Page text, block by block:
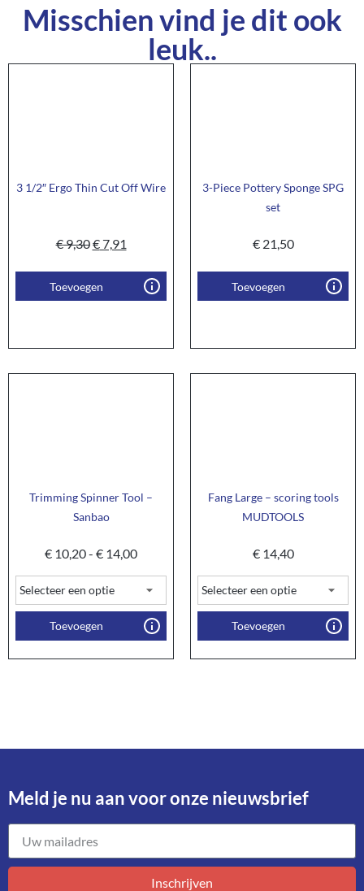
Misschien vind je dit ook
leuk..
3 1/2″ Ergo Thin Cut Off Wire
€9,30€7,91
Toevoegen
3-Piece Pottery Sponge SPG
set
€21,50
Toevoegen
Trimming Spinner Tool –
Sanbao
€ 10,20- € 14,00
Toevoegen
Fang Large – scoring tools
MUDTOOLS
€14,40
Toevoegen
Meld je nu aan voor onze nieuwsbrief​
Inschrijven